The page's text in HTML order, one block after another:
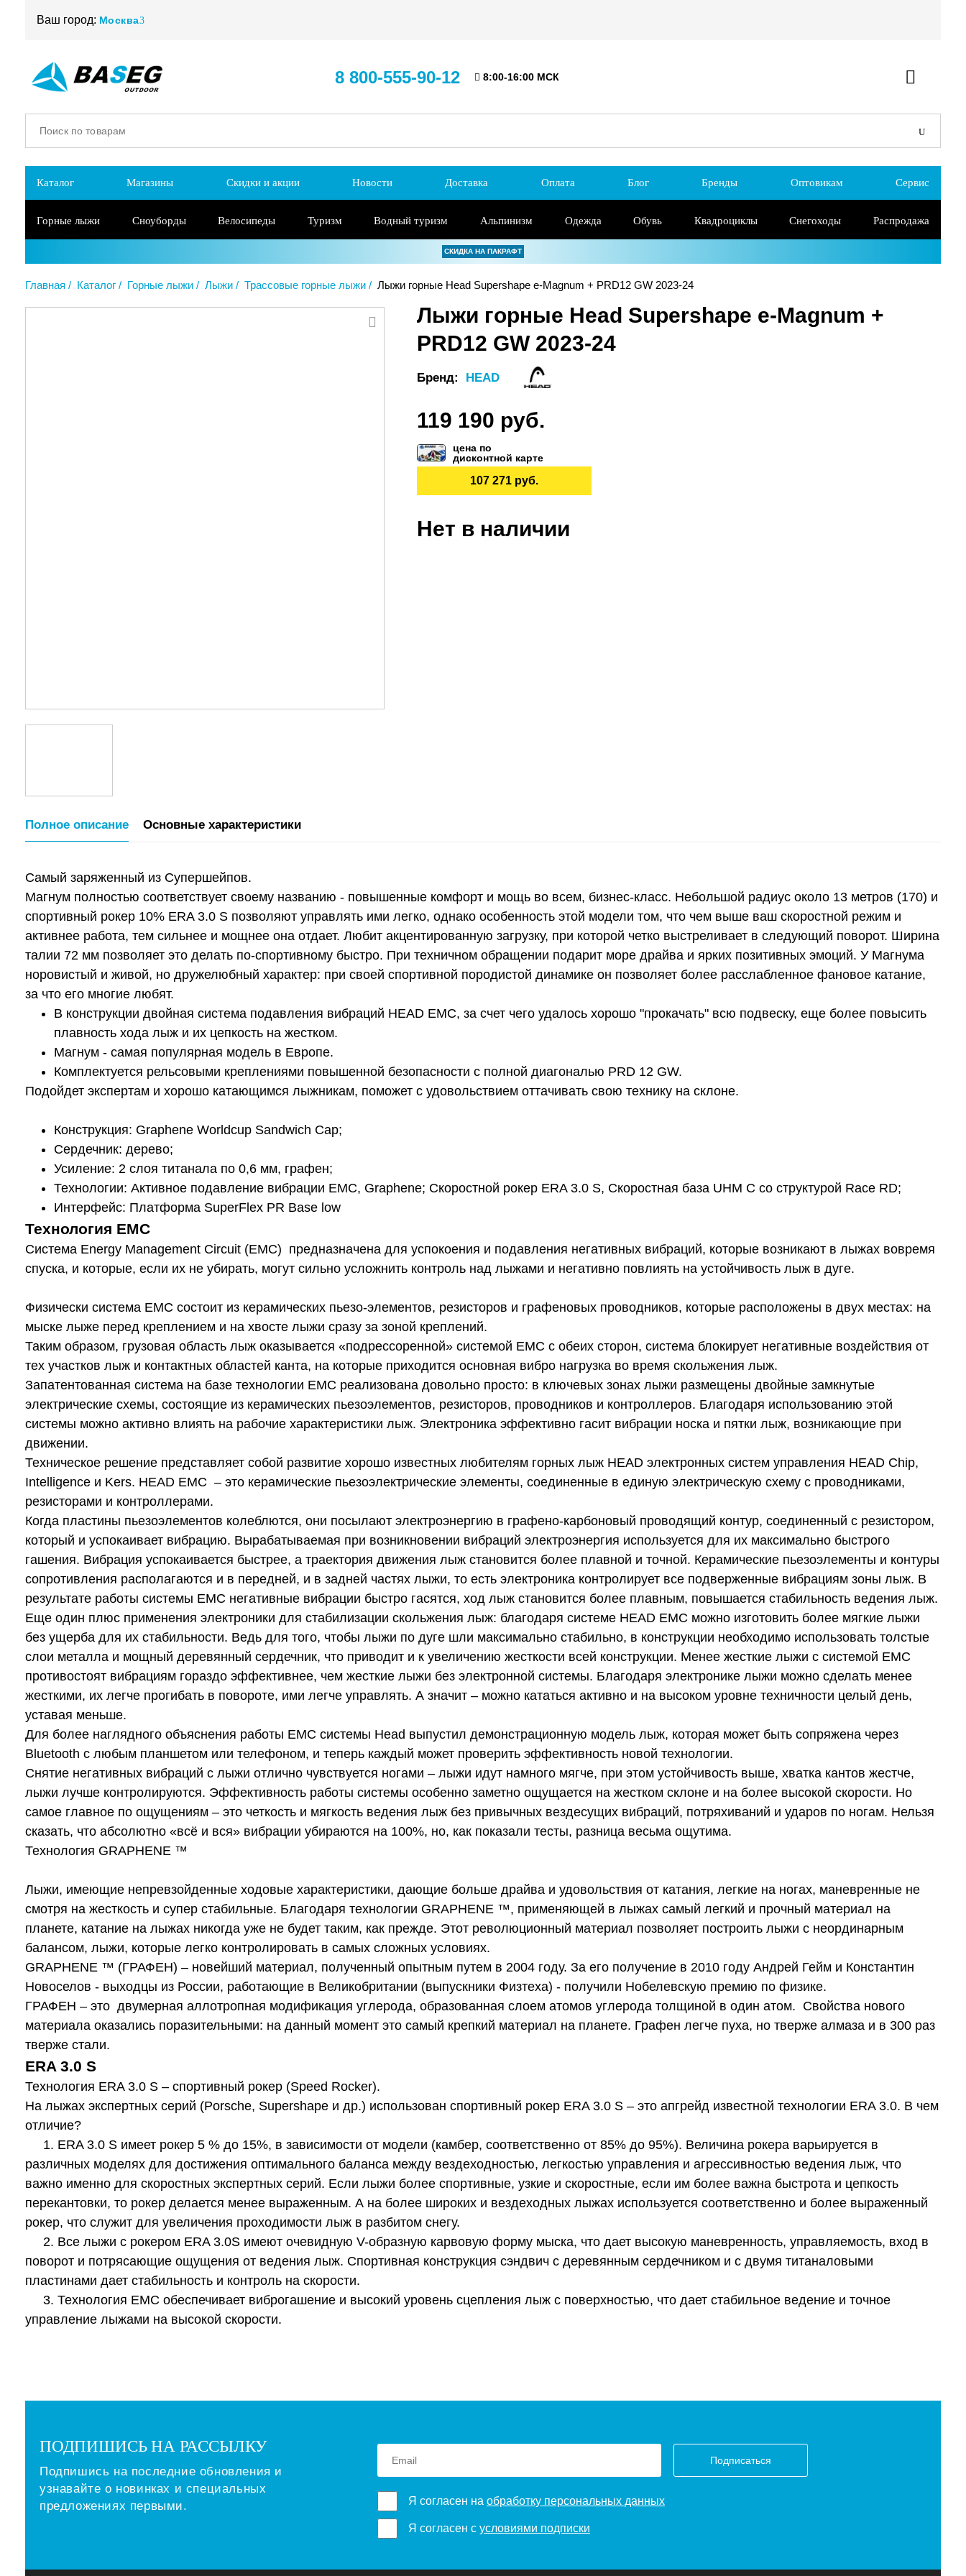
Ваш город: Москва
8 800-555-90-12 8:00-16:00 МСК
Каталог Магазины Скидки и акции Новости Доставка Оплата Блог Бренды Оптовикам Сервис
Горные лыжи Сноуборды Велосипеды Туризм Водный туризм Альпинизм Одежда Обувь Квадроциклы Снегоходы Распродажа
СКИДКА НА ПАКРАФТ
Главная Каталог Горные лыжи Лыжи Трассовые горные лыжи Лыжи горные Head Supershape e-Magnum + PRD12 GW 2023-24
Лыжи горные Head Supershape e-Magnum +
PRD12 GW 2023-24
Бренд: HEAD
119 190 руб.
цена по
дисконтной карте
107 271 руб.
Нет в наличии
Полное описание Основные характеристики
Cамый заряженный из Супершейпов.
Магнум полностью соответствует своему названию - повышенные комфорт и мощь во всем, бизнес-класс. Небольшой радиус около 13 метров (170) и
спортивный рокер 10% ERA 3.0 S позволяют управлять ими легко, однако особенность этой модели том, что чем выше ваш скоростной режим и
активнее работа, тем сильнее и мощнее она отдает. Любит акцентированную загрузку, при которой четко выстреливает в следующий поворот. Ширина
талии 72 мм позволяет это делать по-спортивному быстро. При техничном обращении подарит море драйва и ярких позитивных эмоций. У Магнума
норовистый и живой, но дружелюбный характер: при своей спортивной породистой динамике он позволяет более расслабленное фановое катание,
за что его многие любят.
В конструкции двойная система подавления вибраций HEAD EMC, за счет чего удалось хорошо "прокачать" всю подвеску, еще более повысить
плавность хода лыж и их цепкость на жестком.
Магнум - самая популярная модель в Европе.
Комплектуется рельсовыми креплениями повышенной безопасности с полной диагональю PRD 12 GW.
Подойдет экспертам и хорошо катающимся лыжникам, поможет с удовольствием оттачивать свою технику на склоне.
Конструкция: Graphene Worldcup Sandwich Cap;
Сердечник: дерево;
Усиление: 2 слоя титанала по 0,6 мм, графен;
Технологии: Активное подавление вибрации EMC, Graphene; Скоростной рокер ERA 3.0 S, Скоростная база UHM C со структурой Race RD;
Интерфейс: Платформа SuperFlex PR Base low
Технология EMC
Система Energy Management Circuit (EMC) предназначена для успокоения и подавления негативных вибраций, которые возникают в лыжах вовремя
спуска, и которые, если их не убирать, могут сильно усложнить контроль над лыжами и негативно повлиять на устойчивость лыж в дуге.
Физически система EMC состоит из керамических пьезо-элементов, резисторов и графеновых проводников, которые расположены в двух местах: на
мыске лыже перед креплением и на хвосте лыжи сразу за зоной креплений.
Таким образом, грузовая область лыж оказывается «подрессоренной» системой EMC с обеих сторон, система блокирует негативные воздействия от
тех участков лыж и контактных областей канта, на которые приходится основная вибро нагрузка во время скольжения лыж.
Запатентованная система на базе технологии EMC реализована довольно просто: в ключевых зонах лыжи размещены двойные замкнутые
электрические схемы, состоящие из керамических пьезоэлементов, резисторов, проводников и контроллеров. Благодаря использованию этой
системы можно активно влиять на рабочие характеристики лыж. Электроника эффективно гасит вибрации носка и пятки лыж, возникающие при
движении.
Техническое решение представляет собой развитие хорошо известных любителям горных лыж HEAD электронных систем управления HEAD Chip,
Intelligence и Kers. HEAD EMC – это керамические пьезоэлектрические элементы, соединенные в единую электрическую схему с проводниками,
резисторами и контроллерами.
Когда пластины пьезоэлементов колеблются, они посылают электроэнергию в графено-карбоновый проводящий контур, соединенный с резистором,
который и успокаивает вибрацию. Вырабатываемая при возникновении вибраций электроэнергия используется для их максимально быстрого
гашения. Вибрация успокаивается быстрее, а траектория движения лыж становится более плавной и точной. Керамические пьезоэлементы и контуры
сопротивления располагаются и в передней, и в задней частях лыжи, то есть электроника контролирует все подверженные вибрациям зоны лыж. В
результате работы системы EMC негативные вибрации быстро гасятся, ход лыж становится более плавным, повышается стабильность ведения лыж.
Еще один плюс применения электроники для стабилизации скольжения лыж: благодаря системе HEAD EMC можно изготовить более мягкие лыжи
без ущерба для их стабильности. Ведь для того, чтобы лыжи по дуге шли максимально стабильно, в конструкции необходимо использовать толстые
слои металла и мощный деревянный сердечник, что приводит и к увеличению жесткости всей конструкции. Менее жесткие лыжи с системой EMC
противостоят вибрациям гораздо эффективнее, чем жесткие лыжи без электронной системы. Благодаря электронике лыжи можно сделать менее
жесткими, их легче прогибать в повороте, ими легче управлять. А значит – можно кататься активно и на высоком уровне техничности целый день,
уставая меньше.
Для более наглядного объяснения работы EMC системы Head выпустил демонстрационную модель лыж, которая может быть сопряжена через
Bluetooth с любым планшетом или телефоном, и теперь каждый может проверить эффективность новой технологии.
Снятие негативных вибраций с лыжи отлично чувствуется ногами – лыжи идут намного мягче, при этом устойчивость выше, хватка кантов жестче,
лыжи лучше контролируются. Эффективность работы системы особенно заметно ощущается на жестком склоне и на более высокой скорости. Но
самое главное по ощущениям – это четкость и мягкость ведения лыж без привычных вездесущих вибраций, потряхиваний и ударов по ногам. Нельзя
сказать, что абсолютно «всё и вся» вибрации убираются на 100%, но, как показали тесты, разница весьма ощутима.
Технология GRAPHENE ™
Лыжи, имеющие непревзойденные ходовые характеристики, дающие больше драйва и удовольствия от катания, легкие на ногах, маневренные не
смотря на жесткость и супер стабильные. Благодаря технологии GRAPHENE ™, применяющей в лыжах самый легкий и прочный материал на
планете, катание на лыжах никогда уже не будет таким, как прежде. Этот революционный материал позволяет построить лыжи с неординарным
балансом, лыжи, которые легко контролировать в самых сложных условиях.
GRAPHENE ™ (ГРАФЕН) – новейший материал, полученный опытным путем в 2004 году. За его получение в 2010 году Андрей Гейм и Константин
Новоселов - выходцы из России, работающие в Великобритании (выпускники Физтеха) - получили Нобелевскую премию по физике.
ГРАФЕН – это двумерная аллотропная модификация углерода, образованная слоем атомов углерода толщиной в один атом. Свойства нового
материала оказались поразительными: на данный момент это самый крепкий материал на планете. Графен легче пуха, но тверже алмаза и в 300 раз
тверже стали.
ERA 3.0 S
Технология ERA 3.0 S – спортивный рокер (Speed Rocker).
На лыжах экспертных серий (Porsche, Supershape и др.) использован спортивный рокер ERA 3.0 S – это апгрейд известной технологии ERA 3.0. В чем
отличие?
1. ERA 3.0 S имеет рокер 5 % до 15%, в зависимости от модели (камбер, соответственно от 85% до 95%). Величина рокера варьируется в
различных моделях для достижения оптимального баланса между вездеходностью, легкостью управления и агрессивностью ведения лыж, что
важно именно для скоростных экспертных серий. Если лыжи более спортивные, узкие и скоростные, если им более важна быстрота и цепкость
перекантовки, то рокер делается менее выраженным. А на более широких и вездеходных лыжах используется соответственно и более выраженный
рокер, что служит для увеличения проходимости лыж в разбитом снегу.
2. Все лыжи с рокером ERA 3.0S имеют очевидную V-образную карвовую форму мыска, что дает высокую маневренность, управляемость, вход в
поворот и потрясающие ощущения от ведения лыж. Спортивная конструкция сэндвич с деревянным сердечником и с двумя титаналовыми
пластинами дает стабильность и контроль на скорости.
3. Технология EMC обеспечивает виброгашение и высокий уровень сцепления лыж с поверхностью, что дает стабильное ведение и точное
управление лыжами на высокой скорости.
ПОДПИШИСЬ НА РАССЫЛКУ
Подпишись на последние обновления и
узнавайте о новинках и специальных
предложениях первыми.
Подписаться
Я согласен на обработку персональных данных
Я согласен с условиями подписки